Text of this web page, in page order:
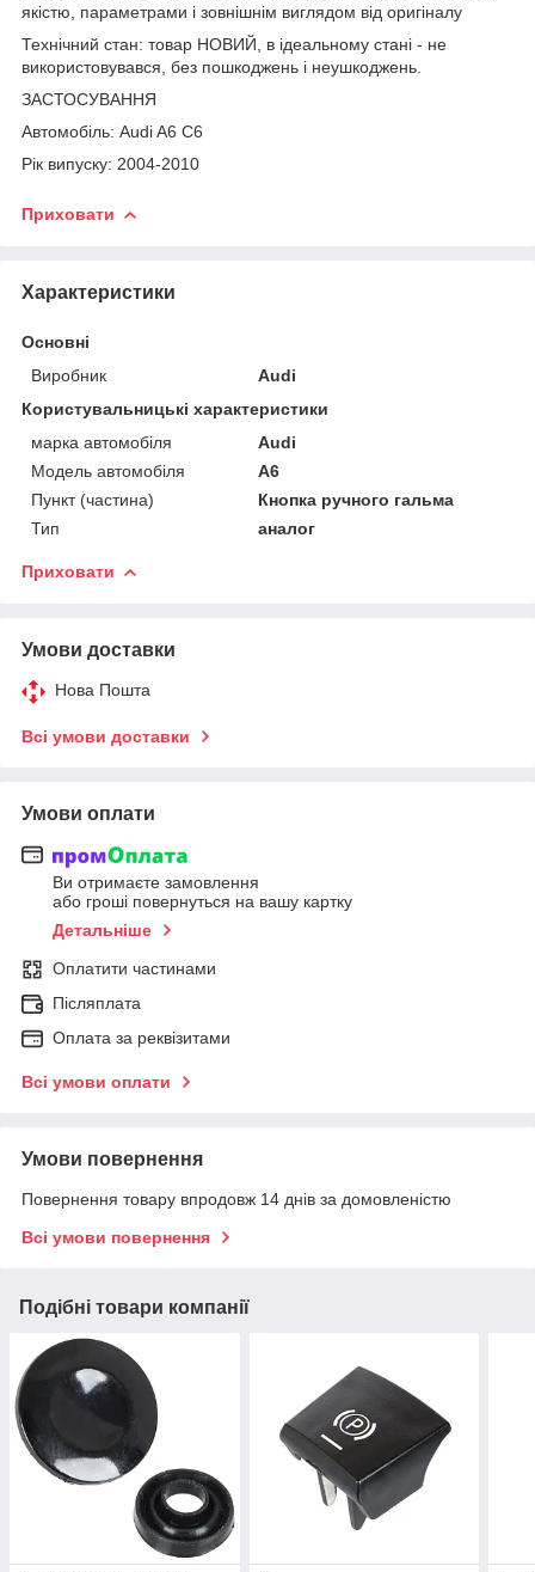
якістю, параметрами і зовнішнім виглядом від оригіналу
Технічний стан: товар НОВИЙ, в ідеальному стані - не
використовувався, без пошкоджень і неушкоджень.
ЗАСТОСУВАННЯ
Автомобіль: Audi A6 C6
Рік випуску: 2004-2010
Приховати
Характеристики
Основні
Виробник
Audi
Користувальницькі характеристики
марка автомобіля
Audi
Модель автомобіля
A6
Пункт (частина)
Кнопка ручного гальма
Тип
аналог
Приховати
Умови доставки
Нова Пошта
Всі умови доставки
Умови оплати
Ви отримаєте замовлення
або гроші повернуться на вашу картку
Детальніше
Оплатити частинами
Післяплата
Оплата за реквізитами
Всі умови оплати
Умови повернення
Повернення товару впродовж 14 днів за домовленістю
Всі умови повернення
Подібні товари компанії